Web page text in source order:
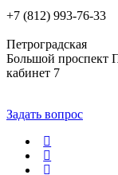
+7 (812) 993-76-33
Петроградская
Большой проспект
кабинет 7
Задать вопрос